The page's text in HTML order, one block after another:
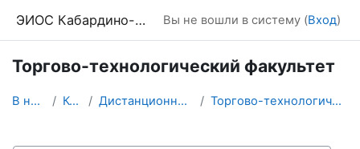
ЭИОС Кабардино-Балкарского ГАУ Вы не вошли в систему (Вход)
Торгово-технологический факультет
В начало Курсы Дистанционное обучение Торгово-технологический факультет